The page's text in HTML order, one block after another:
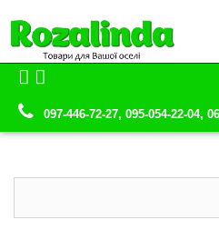
097-446-72-27, 095-054-22-04,